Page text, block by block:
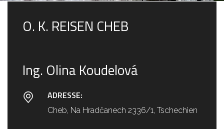
O. K. REISEN CHEB
Ing. Olina Koudelová
ADRESSE:
Cheb, Na Hradčanech 2336/1, Tschechien